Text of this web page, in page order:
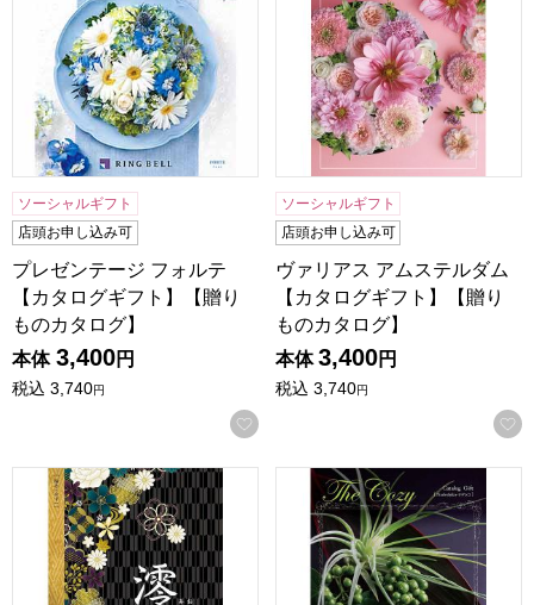
ソーシャルギフト
店頭お申し込み可
プレゼンテージ フォルテ
【カタログギフト】【贈り
ものカタログ】
本体 3,400円
税込 3,740円
お気に入りに登録する
ソーシャルギフト
店頭お申し込み可
ヴァリアス アムステルダム
【カタログギフト】【贈り
ものカタログ】
本体 3,400円
税込 3,740円
澪[みお] 柚子(ゆず)【カタログギフト】【贈りものカタログ】
ザ･コージー ナデシコ【カタ